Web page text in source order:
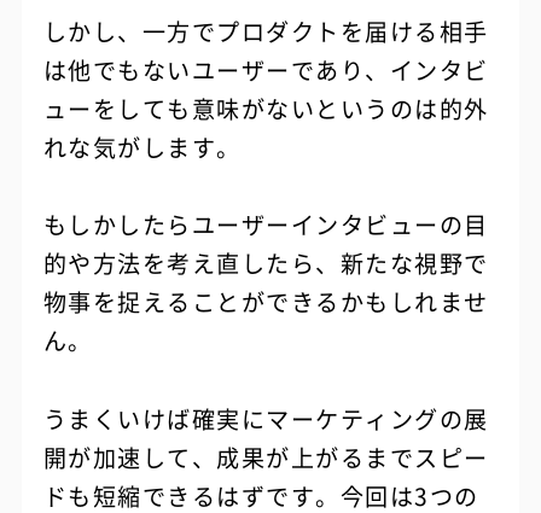
しかし、一方でプロダクトを届ける相手
は他でもないユーザーであり、インタビ
ューをしても意味がないというのは的外
れな気がします。
もしかしたらユーザーインタビューの目
的や方法を考え直したら、新たな視野で
物事を捉えることができるかもしれませ
ん。
うまくいけば確実にマーケティングの展
開が加速して、成果が上がるまでスピー
ドも短縮できるはずです。今回は3つの